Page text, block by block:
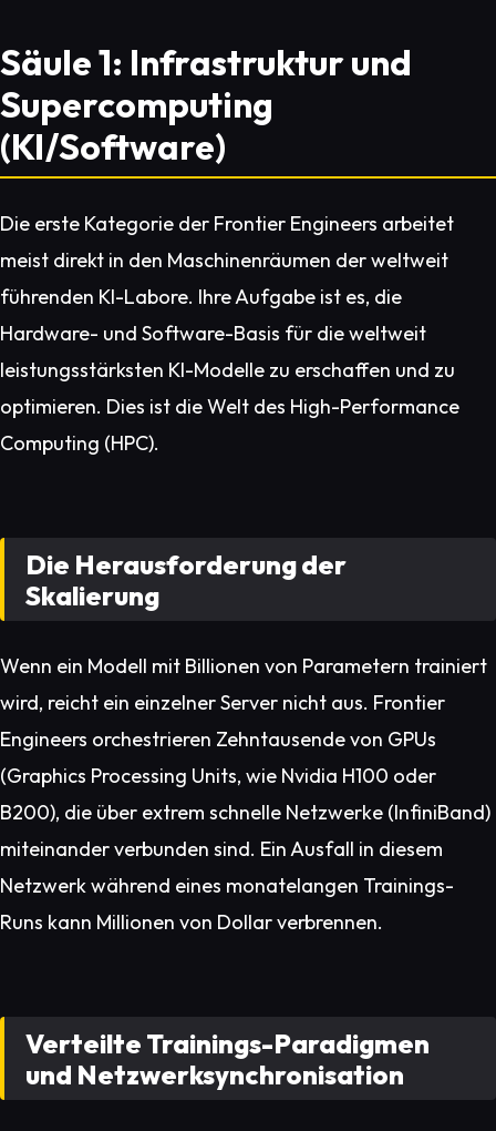
Säule 1: Infrastruktur und
Supercomputing
(KI/Software)
Die erste Kategorie der Frontier Engineers arbeitet
meist direkt in den Maschinenräumen der weltweit
führenden KI-Labore. Ihre Aufgabe ist es, die
Hardware- und Software-Basis für die weltweit
leistungsstärksten KI-Modelle zu erschaffen und zu
optimieren. Dies ist die Welt des High-Performance
Computing (HPC).
Die Herausforderung der
Skalierung
Wenn ein Modell mit Billionen von Parametern trainiert
wird, reicht ein einzelner Server nicht aus. Frontier
Engineers orchestrieren Zehntausende von GPUs
(Graphics Processing Units, wie Nvidia H100 oder
B200), die über extrem schnelle Netzwerke (InfiniBand)
miteinander verbunden sind. Ein Ausfall in diesem
Netzwerk während eines monatelangen Trainings-
Runs kann Millionen von Dollar verbrennen.
Verteilte Trainings-Paradigmen
und Netzwerksynchronisation